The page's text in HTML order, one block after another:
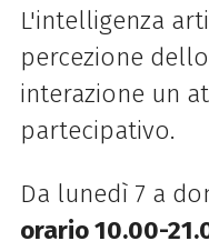
L'intelligenza
percezione
interazione un
partecipativo.
Da lunedì 7 a
orario 10.00-